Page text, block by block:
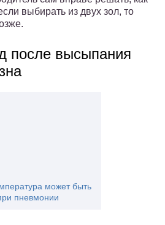
выбирать из двух зол, то
после высыпания
может быть
пневмонии